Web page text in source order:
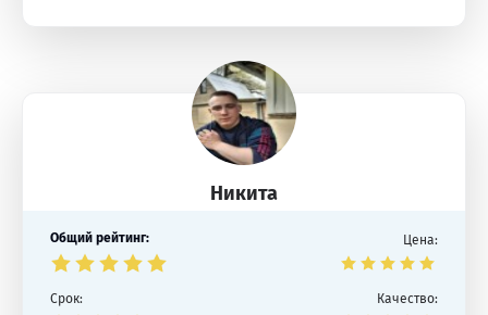
Никита
Общий рейтинг: Цена:
Срок: Качество: